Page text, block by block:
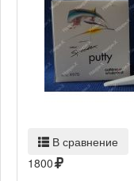
В сравнение
1800